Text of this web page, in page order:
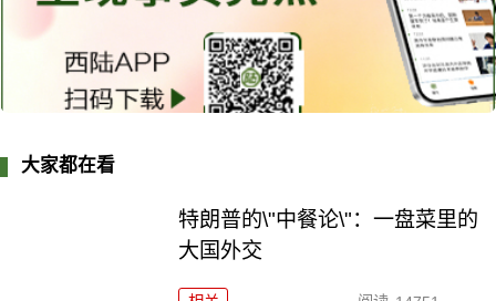
大家都在看
特朗普的\"中餐论\"：一盘菜里的
大国外交